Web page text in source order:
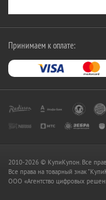
Принимаем к оплате:
2010-2026 © КупиКупон. Все
Все права на товарный знак
OOO «Агентство цифровых